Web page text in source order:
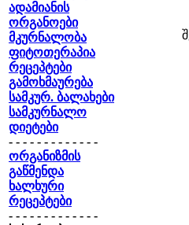
ადამიანის
ორგანოები
მკურნალობა
ფიტოთერაპია
რეცეპტები
გამოხმაურება
სამკურ. ბალახები
სამკურნალო
დიეტები
- - - - - - - - - - - - -
ორგანიზმის
გაწმენდა
ხალხური
რეცეპტები
- - - - - - - - - - - - -